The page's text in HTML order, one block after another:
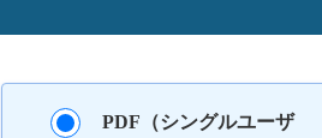
PDF（シングルユーザ